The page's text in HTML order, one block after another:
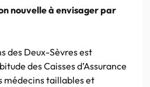
nouvelle à envisager par
des Deux-Sèvres est
des Caisses d’Assurance
médecins taillables et